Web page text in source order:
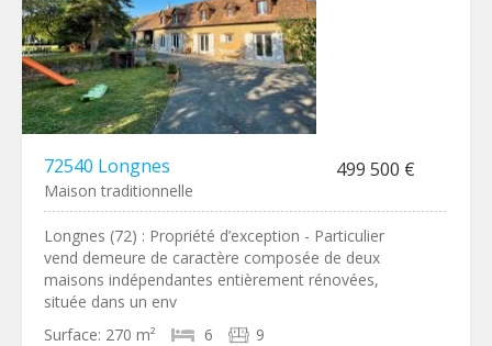
72540 Longnes 499 500 €
Maison traditionnelle
Longnes (72) : Propriété d’exception - Particulier
vend demeure de caractère composée de deux
maisons indépendantes entièrement rénovées,
située dans un env
Surface: 270 m² 6 9